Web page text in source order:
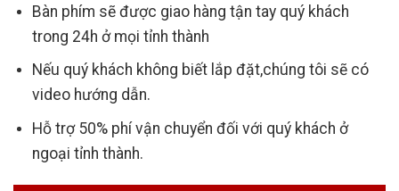
Bàn phím sẽ được giao hàng tận tay quý khách
trong 24h ở mọi tỉnh thành
Nếu quý khách không biết lắp đặt,chúng tôi sẽ có
video hướng dẫn.
Hỗ trợ 50% phí vận chuyển đối với quý khách ở
ngoại tỉnh thành.